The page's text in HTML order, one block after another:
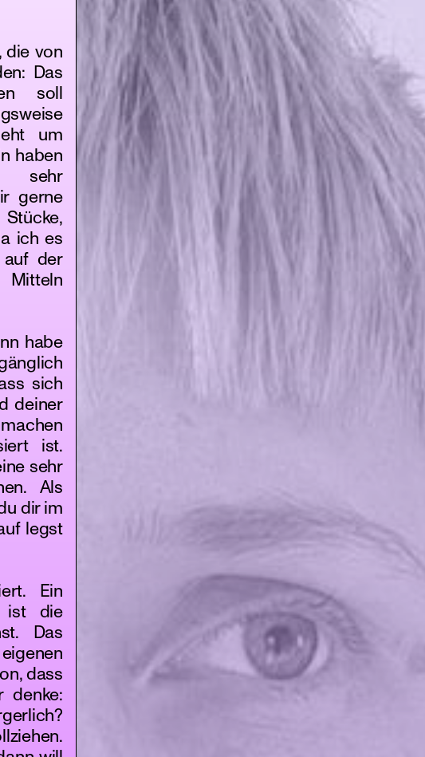
die von
Das
soll
um
haben
sehr
gerne
ich es
auf der
habe
sich
deiner
ist.
sehr
Als
dir im
legst
Ein
ist die
Das
dass
denke: